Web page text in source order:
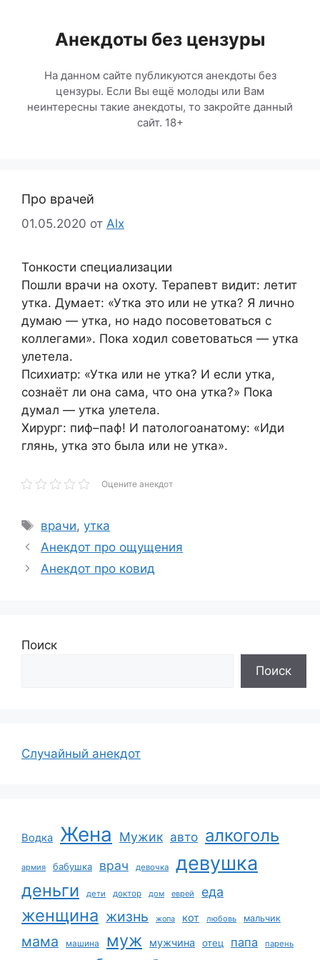
содержимомуАнекдоты без цензуры
На данном сайте публикуются анекдоты без
цензуры. Если Вы ещё молоды или Вам
неинтересны такие анекдоты, то закройте данный
сайт. 18+
Про врачей
01.05.2020 от Alx
Тонкости специализации
Пошли врачи на охоту. Терапевт видит: летит
утка. Думает: «Утка это или не утка? Я лично
думаю — утка, но надо посоветоваться с
коллегами». Пока ходил советоваться — утка
улетела.
Психиатр: «Утка или не утка? И если утка,
сознаёт ли она сама, что она утка?» Пока
думал — утка улетела.
Хирург: пиф–паф! И патологоанатому: «Иди
глянь, утка это была или не утка».
Оцените анекдот
Метки
врачи,утка
Анекдот про ощущения
Анекдот про ковид
Поиск
Поиск
Случайный анекдот
Водка Жена Мужик авто алкоголь
армия бабушка врач девочка девушка
деньги дети доктор дом еврей еда
женщина жизнь жопа кот любовь мальчик
мама машина муж мужчина отец папа парень